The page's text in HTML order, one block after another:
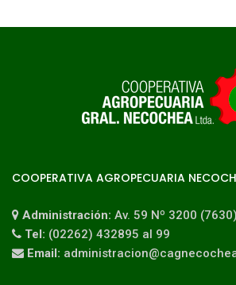
COOPERATIVA AGROPECUARIA
Administración: Av. 59 Nº 3200
Tel: (02262) 432895 al 99
Email: